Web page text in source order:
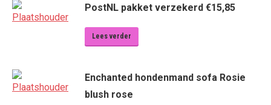
PostNL pakket verzekerd €15,85
Lees verder
Enchanted hondenmand sofa Rosie
blush rose